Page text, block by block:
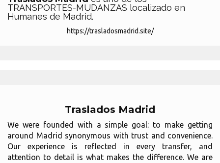
TRANSPORTES-MUDANZAS localizado en
Humanes de Madrid.
https://trasladosmadrid.site/
Traslados Madrid
We were founded with a simple goal: to make getting
around Madrid synonymous with trust and convenience.
Our experience is reflected in every transfer, and
attention to detail is what makes the difference. We are